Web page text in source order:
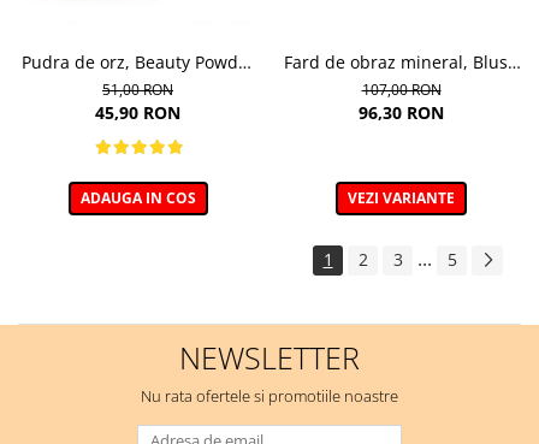
Pudra de orz, Beauty Powder
Barley - 10g
51,00 RON
45,90 RON
ADAUGA IN COS
Fard de obraz mineral, Blush
nuanta 302C Mallow - 6g
107,00 RON
96,30 RON
VEZI VARIANTE
1 2 3 ... 5
NEWSLETTER
Nu rata ofertele si promotiile noastre